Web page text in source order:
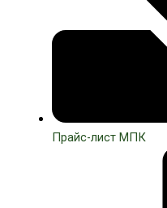
Прайс-лист МПК